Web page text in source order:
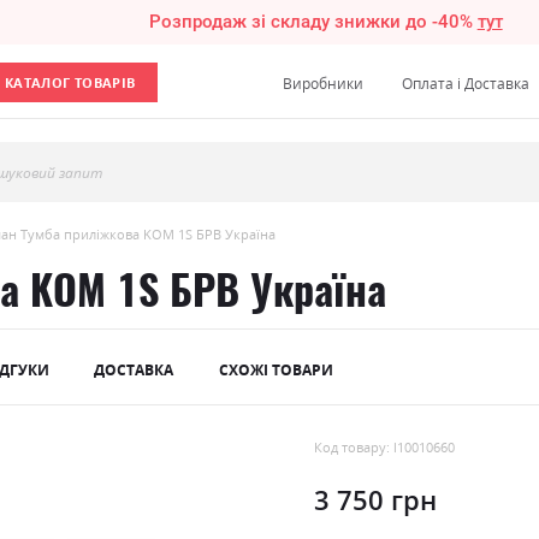
Розпродаж зі складу знижки до -40% тут
КАТАЛОГ ТОВАРІВ Виробники Оплата і Доставка
запит
Тумба приліжкова KOM 1S БРВ Україна
KOM 1S БРВ Україна
ДОСТАВКА СХОЖІ ТОВАРИ
Код товару: l10010660
3 750 грн